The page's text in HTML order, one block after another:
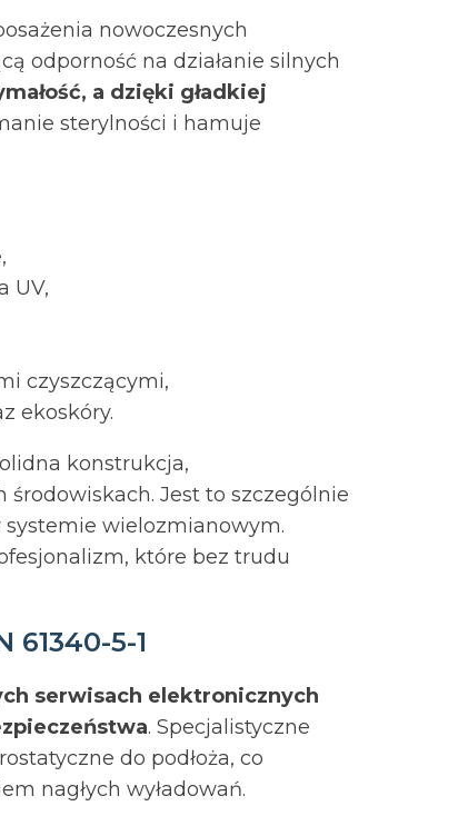
nowoczesnych
odporność na działanie silnych
a dzięki gładkiej
sterylności i hamuje
UV,
czyszczącymi,
ekoskóry.
konstrukcja,
Jest to szczególnie
wielozmianowym.
które bez trudu
61340-5-1
serwisach elektronicznych
. Specjalistyczne
do podłoża, co
nagłych wyładowań.